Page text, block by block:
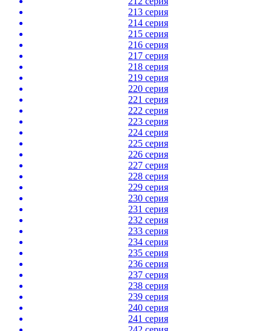
213 серия
214 серия
215 серия
216 серия
217 серия
218 серия
219 серия
220 серия
221 серия
222 серия
223 серия
224 серия
225 серия
226 серия
227 серия
228 серия
229 серия
230 серия
231 серия
232 серия
233 серия
234 серия
235 серия
236 серия
237 серия
238 серия
239 серия
240 серия
241 серия